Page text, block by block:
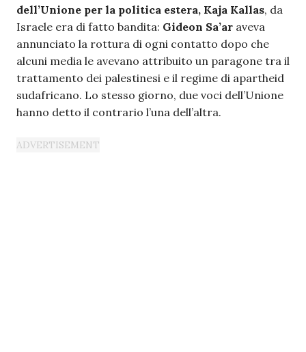
dell’Unione per la politica estera, Kaja Kallas, da
Israele era di fatto bandita: Gideon Sa’ar aveva
annunciato la rottura di ogni contatto dopo che
alcuni media le avevano attribuito un paragone tra il
trattamento dei palestinesi e il regime di apartheid
sudafricano. Lo stesso giorno, due voci dell’Unione
hanno detto il contrario l’una dell’altra.